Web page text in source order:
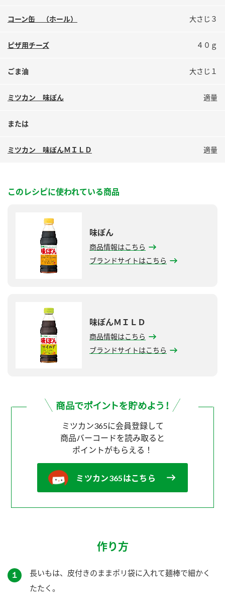
コーン缶 （ホール） 大さじ３
ピザ用チーズ ４０ｇ
ごま油 大さじ１
ミツカン 味ぽん 適量
または
ミツカン 味ぽんＭＩＬＤ 適量
このレシピに使われている商品
味ぽん
商品情報はこちら
ブランドサイトはこちら
味ぽんＭＩＬＤ
商品情報はこちら
ブランドサイトはこちら
ミツカン365に会員登録して
商品バーコードを読み取ると
ポイントがもらえる！
ミツカン365はこちら
作り方
１
長いもは、皮付きのままポリ袋に入れて麺棒で細かく
たたく。